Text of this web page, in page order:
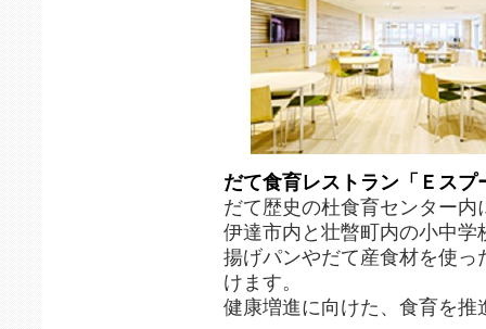
だて食育レストラン「Ｅスプ
だて歴史の杜食育センター
伊達市内と壮暼町内の小中
揚げパンやだて産食材を使
けます。
健康増進に向けた、食育を